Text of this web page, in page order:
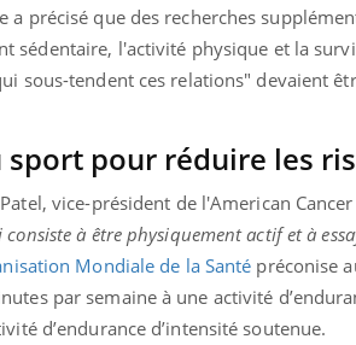
a précisé que des recherches
sédentaire, l'activité physique et la
sous-tendent ces relations" devaient
sport pour réduire les
vice-président de l'American
à être physiquement actif et à
Mondiale de la Santé préconise
par semaine à une activité
d’endurance d’intensité soutenue.